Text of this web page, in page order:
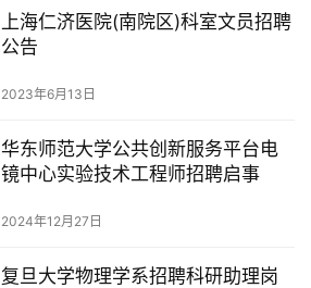
上海仁济医院(南院区)科室文员招聘
公告
2023年6月13日
华东师范大学公共创新服务平台电
镜中心实验技术工程师招聘启事
2024年12月27日
复旦大学物理学系招聘科研助理岗